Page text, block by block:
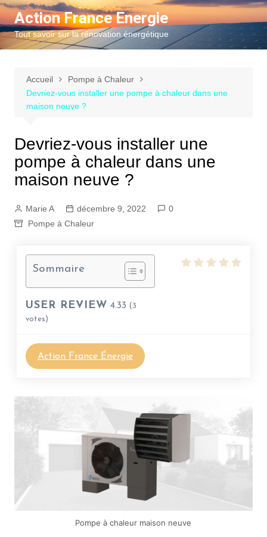
Aller
au
contenu
Action France Energie
Tout savoir sur la rénovation énergétique
Accueil
Pompe à Chaleur
Devriez-vous installer une pompe à chaleur dans une
maison neuve ?
Devriez-vous installer une
pompe à chaleur dans une
maison neuve ?
Marie A décembre 9, 2022
0
Pompe à Chaleur
Sommaire
USER REVIEW 4.33 ( 3
votes)
Action France Énergie
Pompe à chaleur maison neuve